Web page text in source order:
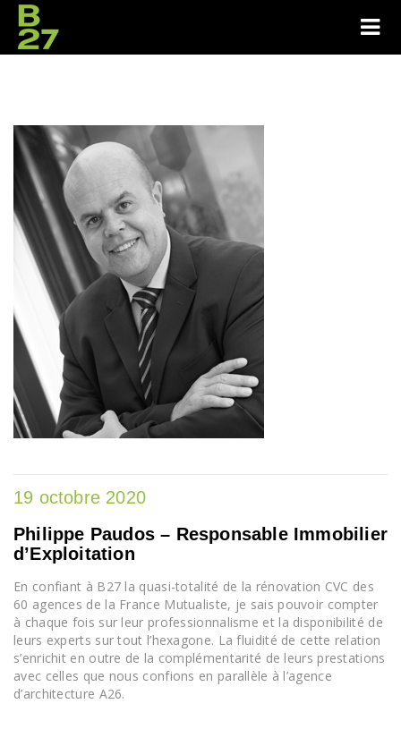
19 octobre 2020
Philippe Paudos – Responsable Immobilier
d’Exploitation
En confiant à B27 la quasi-totalité de la rénovation CVC des
60 agences de la France Mutualiste, je sais pouvoir compter
à chaque fois sur leur professionnalisme et la disponibilité de
leurs experts sur tout l’hexagone. La fluidité de cette relation
s’enrichit en outre de la complémentarité de leurs prestations
avec celles que nous confions en parallèle à l’agence
d’architecture A26.